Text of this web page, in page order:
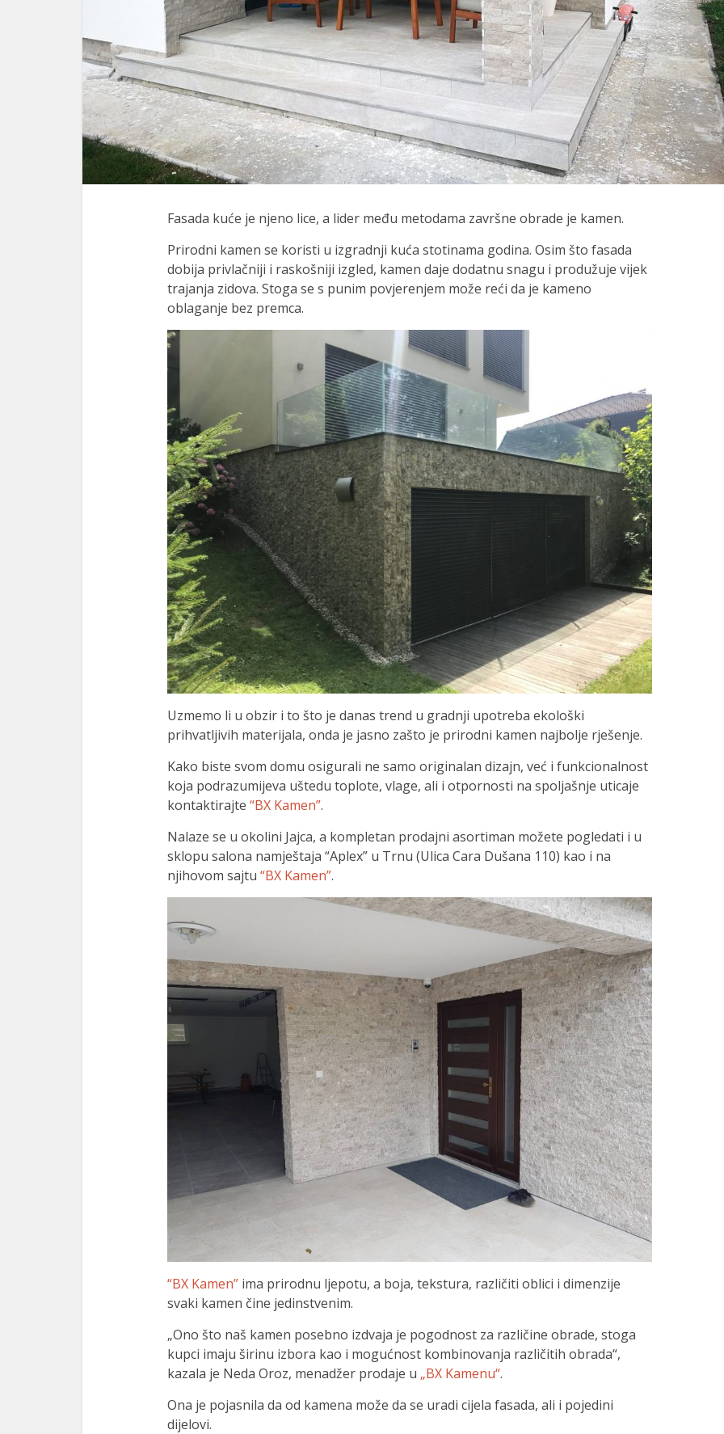
Fasada kuće je njeno lice, a lider među metodama završne obrade je kamen.
Prirodni kamen se koristi u izgradnji kuća stotinama godina. Osim što fasada
dobija privlačniji i raskošniji izgled, kamen daje dodatnu snagu i produžuje vijek
trajanja zidova. Stoga se s punim povjerenjem može reći da je kameno
oblaganje bez premca.
Uzmemo li u obzir i to što je danas trend u gradnji upotreba ekološki
prihvatljivih materijala, onda je jasno zašto je prirodni kamen najbolje rješenje.
Kako biste svom domu osigurali ne samo originalan dizajn, već i funkcionalnost
koja podrazumijeva uštedu toplote, vlage, ali i otpornosti na spoljašnje uticaje
kontaktirajte “BX Kamen”.
Nalaze se u okolini Jajca, a kompletan prodajni asortiman možete pogledati i u
sklopu salona namještaja “Aplex” u Trnu (Ulica Cara Dušana 110) kao i na
njihovom sajtu “BX Kamen”.
“BX Kamen” ima prirodnu ljepotu, a boja, tekstura, različiti oblici i dimenzije
svaki kamen čine jedinstvenim.
„Ono što naš kamen posebno izdvaja je pogodnost za različine obrade, stoga
kupci imaju širinu izbora kao i mogućnost kombinovanja različitih obrada“,
kazala je Neda Oroz, menadžer prodaje u „BX Kamenu“.
Ona je pojasnila da od kamena može da se uradi cijela fasada, ali i pojedini
dijelovi.